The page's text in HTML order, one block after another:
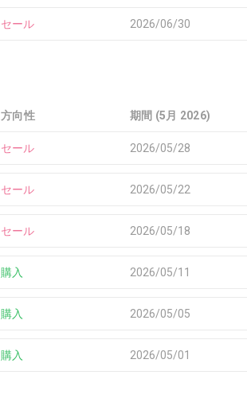
セール 2026/06/30
方向性 期間 (5月 2026)
セール 2026/05/28
セール 2026/05/22
セール 2026/05/18
購入 2026/05/11
購入 2026/05/05
購入 2026/05/01